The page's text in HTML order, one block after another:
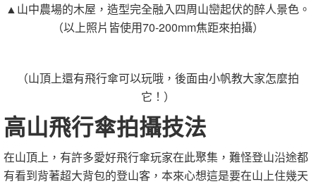
▲山中農場的木屋，造型完全融入四周山巒起伏的醉人景色。
（以上照片皆使用70-200mm焦距來拍攝）
（山頂上還有飛行傘可以玩哦，後面由小帆教大家怎麼拍
它！）
高山飛行傘拍攝技法
在山頂上，有許多愛好飛行傘玩家在此聚集，難怪登山沿途都
有看到背著超大背包的登山客，本來心想這是要在山上住幾天